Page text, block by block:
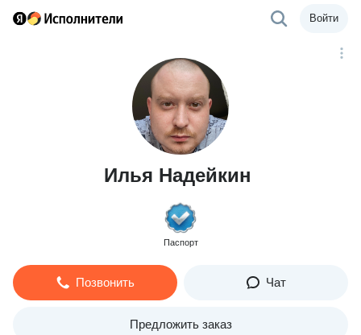
Войти
Илья Надейкин
Паспорт
Позвонить Чат
Предложить заказ